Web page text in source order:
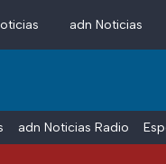
adn Noticias
adn Noticias Radio